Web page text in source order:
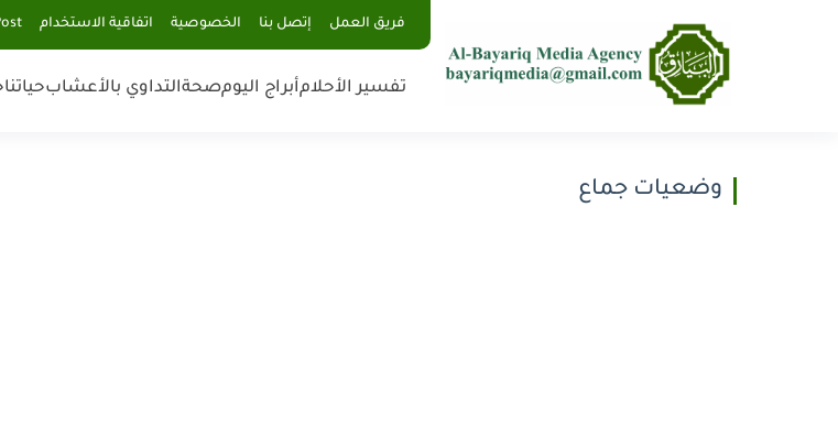
فريق العمل إتصل بنا الخصوصية اتفاقية الاستخدام
تفسير الأحلامأبراج اليومصحةالتداوي بالأعشابحياتنا
وضعيات جماع